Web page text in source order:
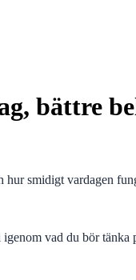
bättre
smidigt vardagen
vad du bör